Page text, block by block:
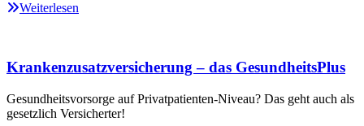
Weiterlesen
Krankenzusatzversicherung – das GesundheitsPlus
Gesundheitsvorsorge auf Privatpatienten-Niveau? Das geht auch als
gesetzlich Versicherter!